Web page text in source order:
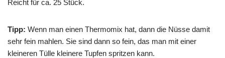
Reicht für ca. 25 Stück.
Tipp: Wenn man einen Thermomix hat, dann die Nüsse damit
sehr fein mahlen. Sie sind dann so fein, das man mit einer
kleineren Tülle kleinere Tupfen spritzen kann.